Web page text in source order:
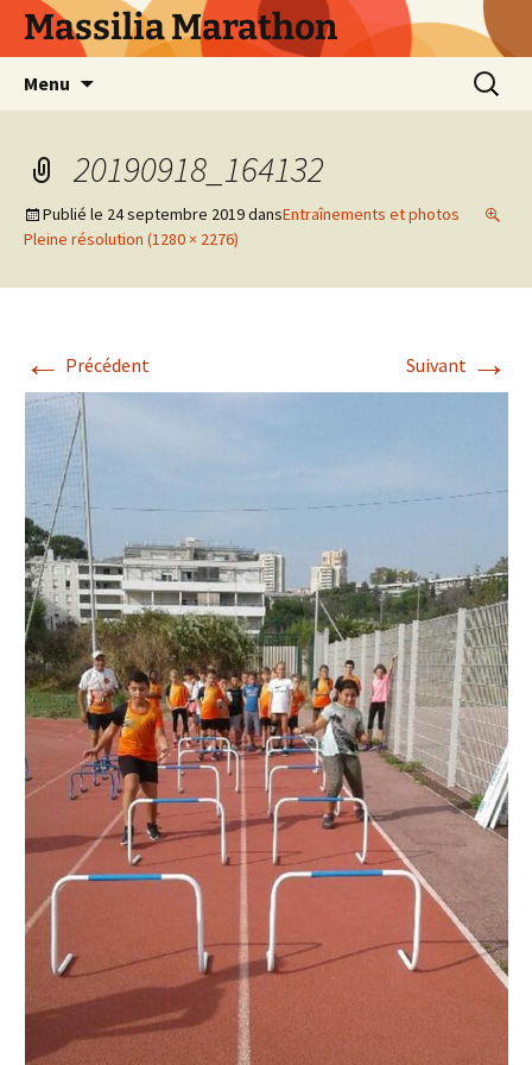
AllerMassilia Marathon
Menu
20190918_164132
Publié le 24 septembre 2019dansEntraînements et photos
Pleine résolution (1280 × 2276)
← Précédent Suivant →